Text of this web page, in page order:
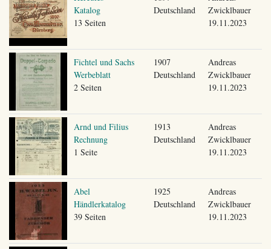
Katalog
13 Seiten
Deutschland
Zwicklbauer
19.11.2023
Fichtel und Sachs
Werbeblatt
2 Seiten
1907
Deutschland
Andreas
Zwicklbauer
19.11.2023
Arnd und Filius
Rechnung
1 Seite
1913
Deutschland
Andreas
Zwicklbauer
19.11.2023
Abel
Händlerkatalog
39 Seiten
1925
Deutschland
Andreas
Zwicklbauer
19.11.2023